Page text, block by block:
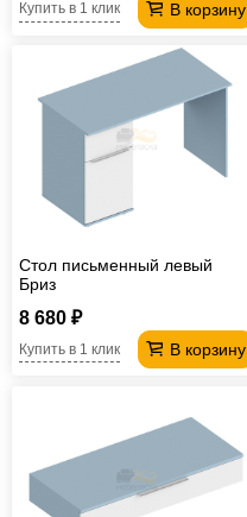
В корзину
Купить в 1 клик
Стол письменный левый
Бриз
8 680 ₽
В корзину
Купить в 1 клик